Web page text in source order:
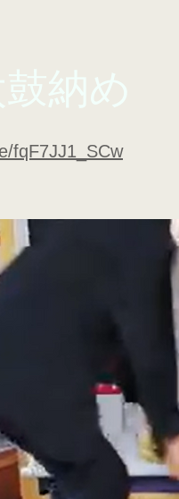
fqF7JJ1_SCw